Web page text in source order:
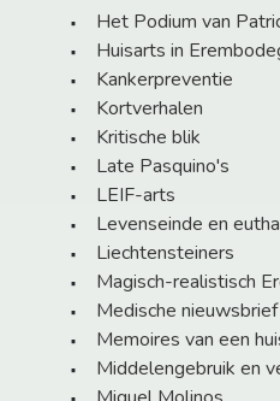
Het Podium van
Huisarts in
Kankerpreventie
Kortverhalen
Kritische blik
Late Pasquino's
LEIF-arts
Levenseinde en
Liechtensteiners
Magisch-realistisch
Medische nieuwsbrief
Memoires van een
Middelengebruik en